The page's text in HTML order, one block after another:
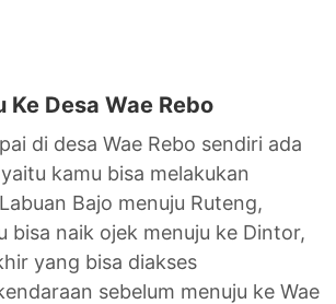
Ke Desa Wae Rebo
di desa Wae Rebo sendiri ada
kamu bisa melakukan
Bajo menuju Ruteng,
bisa naik ojek menuju ke Dintor,
yang bisa diakses
sebelum menuju ke Wae